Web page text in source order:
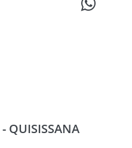
QUISISSANA